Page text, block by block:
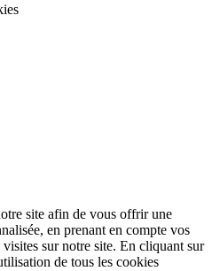
site afin de vous offrir une
en prenant en compte vos
sur notre site. En cliquant sur
de tous les cookies